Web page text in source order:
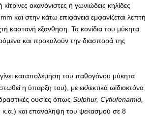
κίτρινες ακανόνιστες ή γωνιώδεις κηλίδες
και στην κάτω επιφάνεια εμφανίζεται λεπτή
καστανή εξανθηση. Τα κονίδια του μύκητα
και προκαλούν την διασπορά της
καταπολέμηση του παθογόνου μύκητα
η ύπαρξη του), με εκλεκτικά ωϊδιοκτόνα
ουσίες όπως Sulphur, Cyflufenamid,
κ.α.) και επανάληψη του ψεκασμού σε 8